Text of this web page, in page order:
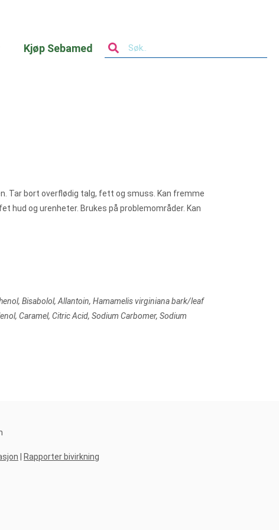
Kjøp Sebamed
Tar bort overflødig talg, fett og smuss. Kan fremme
hud og urenheter. Brukes på problemområder. Kan
Bisabolol, Allantoin, Hamamelis virginiana bark/leaf
Caramel, Citric Acid, Sodium Carbomer, Sodium
Rapporter bivirkning